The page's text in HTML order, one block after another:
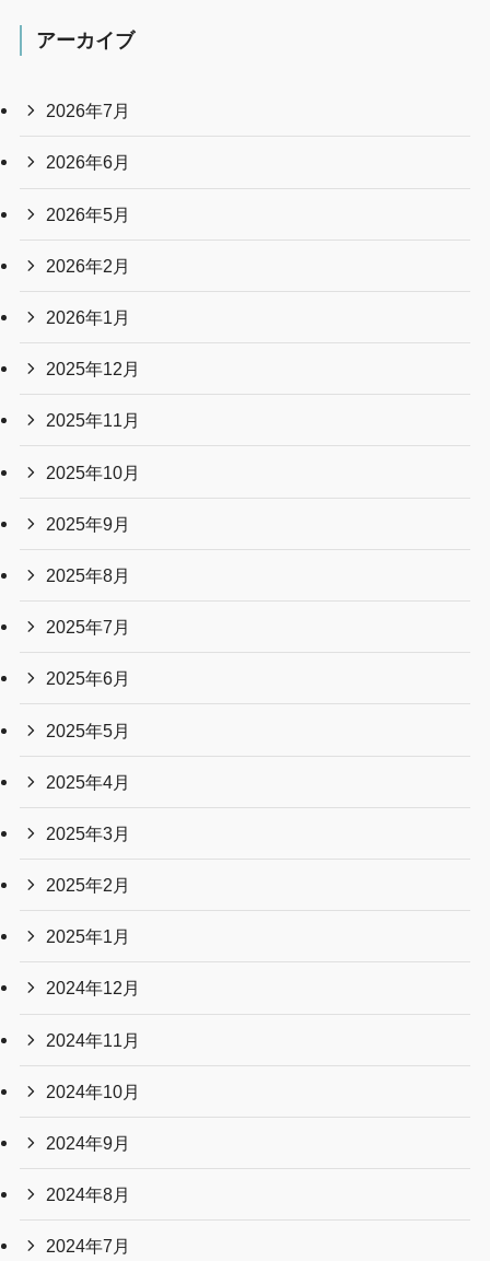
アーカイブ
2026年7月
2026年6月
2026年5月
2026年2月
2026年1月
2025年12月
2025年11月
2025年10月
2025年9月
2025年8月
2025年7月
2025年6月
2025年5月
2025年4月
2025年3月
2025年2月
2025年1月
2024年12月
2024年11月
2024年10月
2024年9月
2024年8月
2024年7月